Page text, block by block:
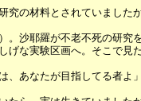
究の材料とされていました
。沙耶羅が不老不死の研究
げな実験区画へ。そこで見
、あなたが目指してる者よ